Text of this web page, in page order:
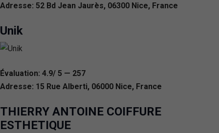
Adresse: 52 Bd Jean Jaurès, 06300 Nice, France
Unik
Évaluation: 4.9/ 5 — 257
Adresse: 15 Rue Alberti, 06000 Nice, France
THIERRY ANTOINE COIFFURE
ESTHETIQUE